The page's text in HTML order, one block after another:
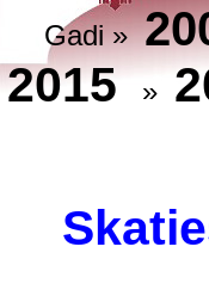
Gadi »
2015 »